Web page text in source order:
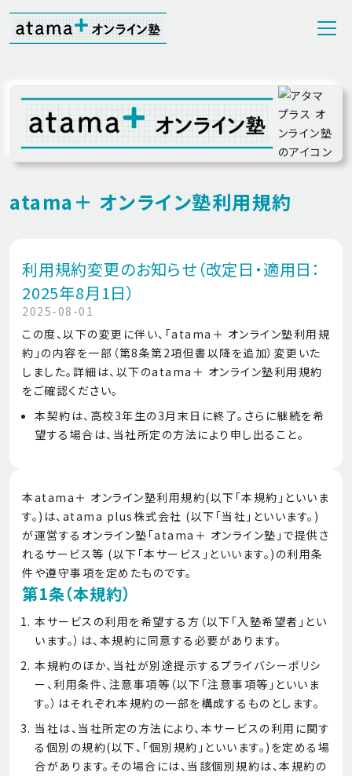
atama＋ オンライン塾利用規約
利用規約変更のお知らせ（改定日・適用日：
2025年8月1日）
2025-08-01
この度、以下の変更に伴い、「atama＋ オンライン塾利用規
約」の内容を一部（第8条第2項但書以降を追加）変更いた
しました。詳細は、以下のatama＋ オンライン塾利用規約
をご確認ください。
本契約は、高校3年生の3月末日に終了。さらに継続を希
望する場合は、当社所定の方法により申し出ること。
本atama＋ オンライン塾利用規約(以下「本規約」といいま
す。)は、atama plus株式会社 (以下「当社」といいます。)
が運営するオンライン塾「atama＋ オンライン塾」で提供さ
れるサービス等 (以下「本サービス」といいます。)の利用条
件や遵守事項を定めたものです。
第1条（本規約）
本サービスの利用を希望する方（以下「入塾希望者」とい
います。）は、本規約に同意する必要があります。
本規約のほか、当社が別途提示するプライバシーポリシ
ー、利用条件、注意事項等（以下「注意事項等」といいま
す。）はそれぞれ本規約の一部を構成するものとします。
当社は、当社所定の方法により、本サービスの利用に関す
る個別の規約(以下、「個別規約」といいます。)を定める場
合があります。その場合には、当該個別規約は、本規約の